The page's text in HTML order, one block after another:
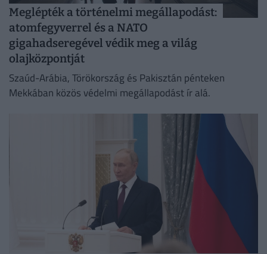
Meglépték a történelmi megállapodást:
atomfegyverrel és a NATO
gigahadseregével védik meg a világ
olajközpontját
Szaúd-Arábia, Törökország és Pakisztán pénteken
Mekkában közös védelmi megállapodást ír alá.